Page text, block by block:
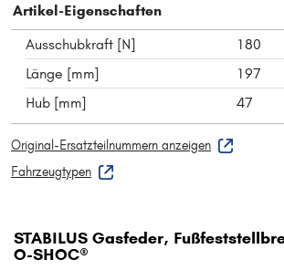
Artikel-Eigenschaften
Ausschubkraft [N]
180
Länge [mm]
197
Hub [mm]
47
Original-Ersatzteilnummern anzeigen
Fahrzeugtypen
STABILUS Gasfeder,
O-SHOC®